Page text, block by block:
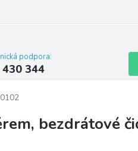
podpora:
344
bezdrátové